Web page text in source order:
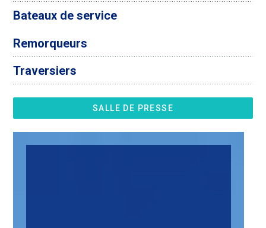
Bateaux de service
Remorqueurs
Traversiers
SALLE DE PRESSE